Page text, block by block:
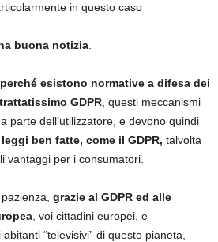
in questo caso
buona notizia
perché esistono normative a difesa dei
GDPR , questi meccanismi
parte dell’utilizzatore, e devono quindi
ben fatte, come il GDPR, talvolta
vantaggi per i consumatori.
grazie al GDPR ed alle
, voi cittadini europei, e
“televisivi” di questo pianeta,